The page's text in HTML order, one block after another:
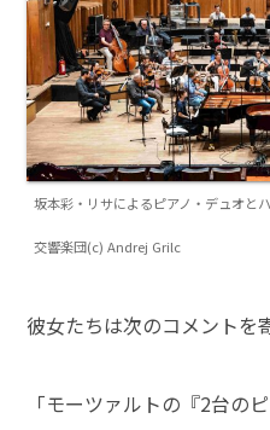
坂本彩・リサによるピアノ・デュオと
交響楽団(c) Andrej Grilc
彼女たちは次のコメントを
「モーツァルトの『2台の